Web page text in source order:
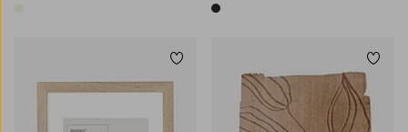
1 farge
Legg til favoritter
50x70 70x100